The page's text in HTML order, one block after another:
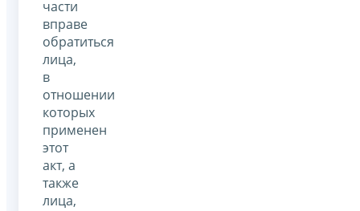
части
вправе
обратиться
лица,
в
отношении
которых
применен
этот
акт, а
также
лица,